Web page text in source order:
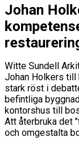
Johan
Witte Sundell
Johan Holkers till
stark röst i
befintliga
kontorshus till
Att återbruka det
och omgestalta